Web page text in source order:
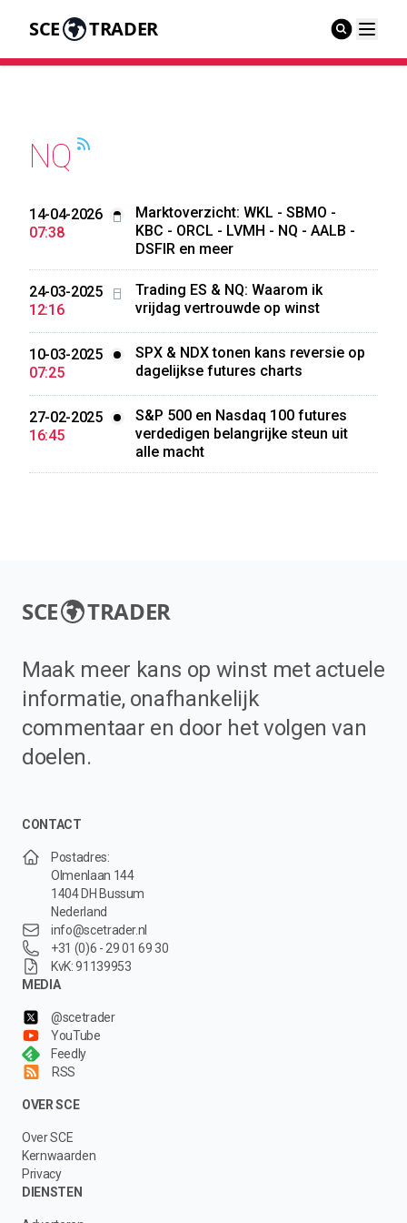
SCE TRADER
NQ
14-04-2026
07:38
Marktoverzicht: WKL - SBMO -
KBC - ORCL - LVMH - NQ - AALB -
DSFIR en meer
24-03-2025
12:16
Trading ES & NQ: Waarom ik
vrijdag vertrouwde op winst
10-03-2025
07:25
SPX & NDX tonen kans reversie op
dagelijkse futures charts
27-02-2025
16:45
S&P 500 en Nasdaq 100 futures
verdedigen belangrijke steun uit
alle macht
SCE TRADER
Maak meer kans op winst met actuele
informatie, onafhankelijk
commentaar en door het volgen van
doelen.
CONTACT
Postadres:
Olmenlaan 144
1404 DH Bussum
Nederland
info@scetrader.nl
+31 (0)6 - 29 01 69 30
KvK: 91139953
MEDIA
@scetrader
YouTube
Feedly
RSS
OVER SCE
Over SCE
Kernwaarden
Privacy
DIENSTEN